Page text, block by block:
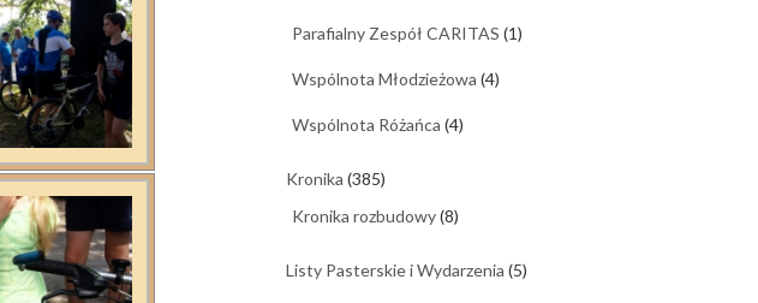
Parafialny Zespół CARITAS (1)
Wspólnota Młodzieżowa (4)
Wspólnota Różańca (4)
Kronika (385)
Kronika rozbudowy(8)
Listy Pasterskie i Wydarzenia (5)